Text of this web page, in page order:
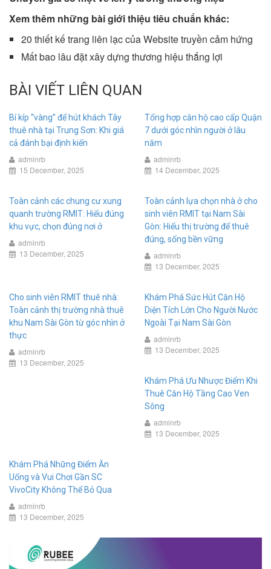
Xem thêm những bài giới thiệu tiêu chuẩn khác:
20 thiết kế trang liên lạc của Website truyền cảm hứng
Mất bao lâu đặt xây dựng thương hiệu thắng lợi
BÀI VIẾT LIÊN QUAN
Bí kíp “vàng” để hút khách Tây
thuê nhà tại Trung Sơn: Khi giá
cả đánh bại định kiến
adminrb
15 December, 2025
Tổng hợp căn hộ cao cấp Quận
7 dưới góc nhìn người ở lâu
năm
adminrb
14 December, 2025
Toàn cảnh các chung cư xung
quanh trường RMIT: Hiểu đúng
khu vực, chọn đúng nơi ở
adminrb
13 December, 2025
Toàn cảnh lựa chọn nhà ở cho
sinh viên RMIT tại Nam Sài
Gòn: Hiểu thị trường để thuê
đúng, sống bền vững
adminrb
13 December, 2025
Cho sinh viên RMIT thuê nhà:
Toàn cảnh thị trường nhà thuê
khu Nam Sài Gòn từ góc nhìn ở
thực
adminrb
13 December, 2025
Khám Phá Sức Hút Căn Hộ
Diện Tích Lớn Cho Người Nước
Ngoài Tại Nam Sài Gòn
adminrb
13 December, 2025
Khám Phá Ưu Nhược Điểm Khi
Thuê Căn Hộ Tầng Cao Ven
Sông
adminrb
13 December, 2025
Khám Phá Những Điểm Ăn
Uống và Vui Chơi Gần SC
VivoCity Không Thể Bỏ Qua
adminrb
13 December, 2025